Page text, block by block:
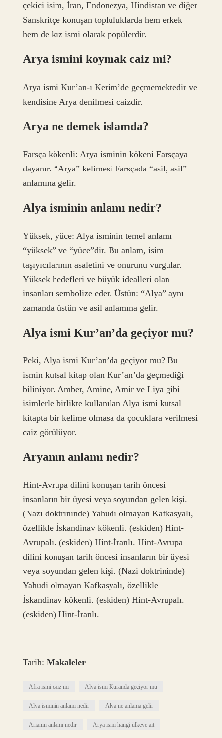
çekici isim, İran, Endonezya, Hindistan ve diğer
Sanskritçe konuşan topluluklarda hem erkek
hem de kız ismi olarak popülerdir.
Arya ismini koymak caiz mi?
Arya ismi Kur’an-ı Kerim’de geçmemektedir ve
kendisine Arya denilmesi caizdir.
Arya ne demek islamda?
Farsça kökenli: Arya isminin kökeni Farsçaya
dayanır. “Arya” kelimesi Farsçada “asil, asil”
anlamına gelir.
Alya isminin anlamı nedir?
Yüksek, yüce: Alya isminin temel anlamı
“yüksek” ve “yüce”dir. Bu anlam, isim
taşıyıcılarının asaletini ve onurunu vurgular.
Yüksek hedefleri ve büyük idealleri olan
insanları sembolize eder. Üstün: “Alya” aynı
zamanda üstün ve asil anlamına gelir.
Alya ismi Kur’an’da geçiyor mu?
Peki, Alya ismi Kur’an’da geçiyor mu? Bu
ismin kutsal kitap olan Kur’an’da geçmediği
biliniyor. Amber, Amine, Amir ve Liya gibi
isimlerle birlikte kullanılan Alya ismi kutsal
kitapta bir kelime olmasa da çocuklara verilmesi
caiz görülüyor.
Aryanın anlamı nedir?
Hint-Avrupa dilini konuşan tarih öncesi
insanların bir üyesi veya soyundan gelen kişi.
(Nazi doktrininde) Yahudi olmayan Kafkasyalı,
özellikle İskandinav kökenli. (eskiden) Hint-
Avrupalı. (eskiden) Hint-İranlı. Hint-Avrupa
dilini konuşan tarih öncesi insanların bir üyesi
veya soyundan gelen kişi. (Nazi doktrininde)
Yahudi olmayan Kafkasyalı, özellikle
İskandinav kökenli. (eskiden) Hint-Avrupalı.
(eskiden) Hint-İranlı.
Tarih:Makaleler
Afra ismi caiz mi Alya ismi Kuranda geçiyor mu
Alya isminin anlamı nedir Alya ne anlama gelir
Arianın anlamı nedir Arya ismi hangi ülkeye ait